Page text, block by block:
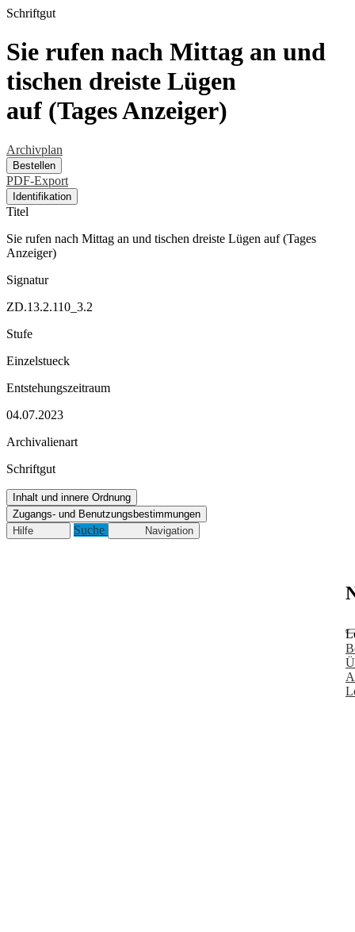
Schriftgut
Sie rufen nach Mittag an und
tischen dreiste Lügen
auf (Tages Anzeiger)
Archivplan
Bestellen
PDF-Export
Identifikation
Titel
Sie rufen nach Mittag an und tischen dreiste Lügen auf (Tages
Anzeiger)
Signatur
ZD.13.2.110_3.2
Stufe
Einzelstueck
Entstehungszeitraum
04.07.2023
Archivalienart
Schriftgut
Inhalt und innere Ordnung
Zugangs- und Benutzungsbestimmungen
Hilfe
Suche Navigation